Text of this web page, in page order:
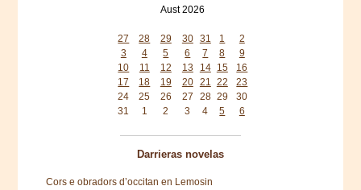
Aust 2026
27
28 29 30 31 1
2
3
4 5 6 7 8
9
10
11 12 13 14 15
16
17
18 19 20 21 22
23
24
25 26 27 28 29
30
31
1 2 3 4 5 6
Darrieras novelas
Cors e obradors d’occitan en Lemosin